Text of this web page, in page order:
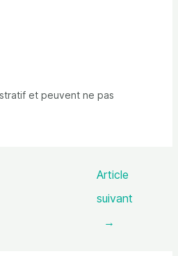
et peuvent ne pas
Article
suivant
→